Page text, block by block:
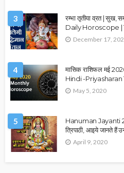
3
रम्भा तृतीया व्रत | सुख,
Daily Horoscope
December 17,
4
मासिक राशिफल मई
Hindi -
May 5, 2020
5
Hanuman Jayanti
त्रिपाठी, आइये जानते हैं
April 9, 2020